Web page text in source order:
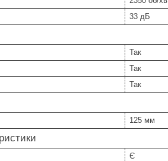
33 дБ
Так
Так
Так
125 мм
Є